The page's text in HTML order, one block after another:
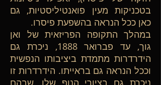
בטכניקות מעין פואנטיליסטיות, גם
כאן ככל הנראה בהשפעת פיסרו.
במהלך התקופה הפריזאית של ואן
גוך, עד פברואר 1888, ניכרת גם
הידרדרות מתמדת ביציבותו הנפשית
וככל הנראה גם בראייתו. הידרדרות זו
ניכרת גם בציורי הנוף שלו, שבהם